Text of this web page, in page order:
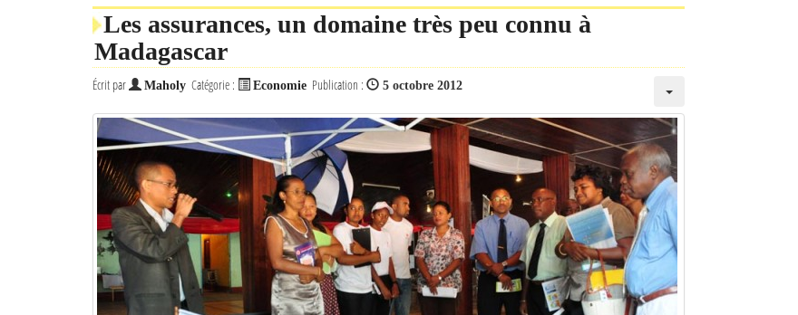
Les assurances, un domaine très peu connu à
Madagascar
Écrit par Maholy Catégorie : Economie Publication : 5 octobre 2012